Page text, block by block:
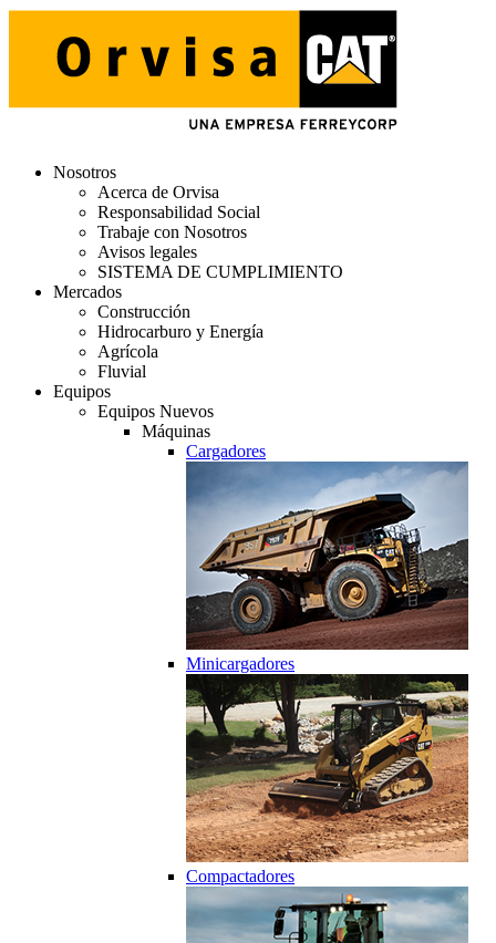
Nosotros
Acerca de Orvisa
Responsabilidad Social
Trabaje con Nosotros
Avisos legales
SISTEMA DE CUMPLIMIENTO
Mercados
Construcción
Hidrocarburo y Energía
Agrícola
Fluvial
Equipos
Equipos Nuevos
Máquinas
Cargadores
Minicargadores
Compactadores